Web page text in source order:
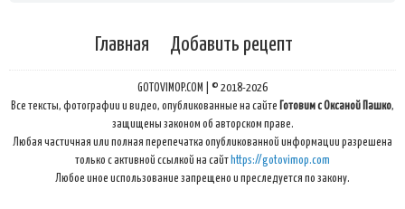
Главная Добавить рецепт
GOTOVIMOP.COM | © 2018-2026
Все тексты, фотографии и видео, опубликованные на сайте Готовим с Оксаной Пашко,
защищены законом об авторском праве.
Любая частичная или полная перепечатка опубликованной информации разрешена
только с активной ссылкой на сайт https://gotovimop.com
Любое иное использование запрещено и преследуется по закону.